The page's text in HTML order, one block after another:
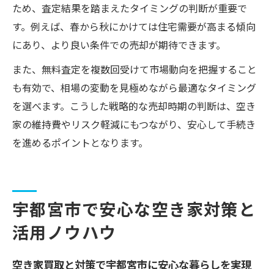
ため、査定結果を踏まえたタイミングの判断が重要で
す。例えば、春から秋にかけては住宅需要が高まる傾向
にあり、より良い条件での売却が期待できます。
また、無料査定を複数回受けて市場動向を把握すること
も有効で、相場の変動を見極めながら最適なタイミング
を選べます。こうした戦略的な売却時期の判断は、空き
家の維持費やリスク軽減にもつながり、安心して手続き
を進めるポイントとなります。
宇都宮市で安心な空き家対策と
活用ノウハウ